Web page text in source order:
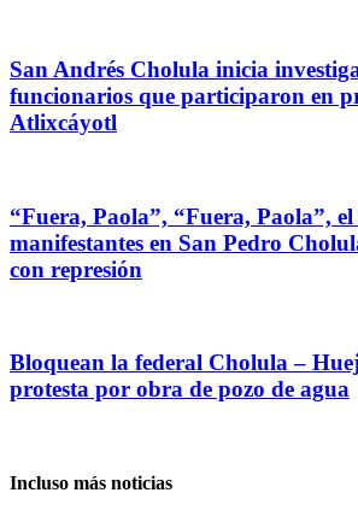
San Andrés Cholula inicia
funcionarios que participaron en
Atlixcáyotl
“Fuera, Paola”, “Fuera, Paola”,
manifestantes en San Pedro
con represión
Bloquean la federal Cholula –
protesta por obra de pozo de agua
Incluso más noticias